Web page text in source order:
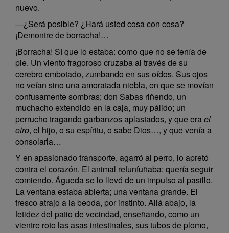
nuevo.
—¿Será posible? ¿Hará usted cosa con cosa?
¡Demontre de borracha!…
¡Borracha! Sí que lo estaba: como que no se tenía de
pie. Un viento fragoroso cruzaba al través de su
cerebro embotado, zumbando en sus oídos. Sus ojos
no veían sino una amoratada niebla, en que se movían
confusamente sombras; don Sabas riñendo, un
muchacho extendido en la caja, muy pálido; un
perrucho tragando garbanzos aplastados, y que erael
otro, el hijo, o su espíritu, o sabe Dios…, y que venía a
consolarla…
Y en apasionado transporte, agarró al perro, lo apretó
contra el corazón. El animal refunfuñaba: quería seguir
comiendo. Águeda se lo llevó de un impulso al pasillo.
La ventana estaba abierta; una ventana grande. El
fresco atrajo a la beoda, por instinto. Allá abajo, la
fetidez del patio de vecindad, enseñando, como un
vientre roto las asas intestinales, sus tubos de plomo,